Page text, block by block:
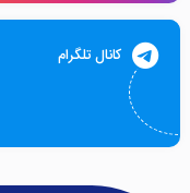
کانال تلگرام